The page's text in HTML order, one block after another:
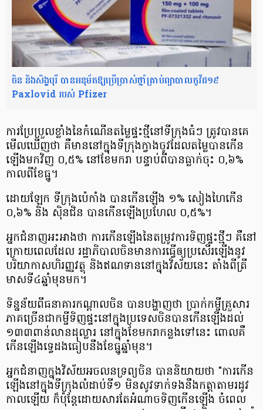
ចិន និងសិង្ហបុរី បានអនុម័តឱ្យប្រើប្រាស់ថ្នាំគ្រាប់ព្យាបាលកូវីដ១៩
Paxlovid របស់ Pfizer
ការ​ប្រែប្រួល​ខ្លាំង​នៃ​កំណើន​តម្លៃ​ផ្ទះ​ថ្មី​នៅ​ទីក្រុង​ធំ​ៗ ត្រូវ​បាន​គេ​
មើលឃើញ​ថា គឺ​មាននៅ​ក្នុង​ទីក្រុង​ក្វា​ង​ចូ​វ​ដែល​តម្លៃ​បាន​កើន
ឡើង​មក​វិញ ០,៥% នៅ​ខែមករា បន្ទាប់​ពី​បាន​ធ្លាក់​ចុះ ០,៦%
កាលពី​ខែធ្នូ​។
ដោយឡែក ទីក្រុង​ប៉េ​កាំ​ង បាន​កើនឡើង ១% សៀង​ហៃ​កើន
០,៦% និង ស៊ិ​ន​ជិន បាន​កើនឡើង​ប្រហែល ០,៥%​។
អ្នកជំនាញ​អះអាង​ថា ការ​កើនឡើង​នៃ​តម្រូវការ​ទិញ​ផ្ទះ​ថ្មី​ៗ គឺ​នៅ​
ក្រោយ​ពេល​ដែល រដ្ឋាភិបាល​ចិន​មានការ​ធ្វើ​ឲ្យ​ប្រសើរ​ឡើង​នូវ​
បរិយាកាស​ហិរញ្ញវត្ថុ និង​ឥណទាន​នៅ​ក្នុង​វិស័យ​នេះ តាំងពី​ត្រី
មាស​ទី​៤​ឆ្នាំ​មុន​មក​។
ទិន្នន័យ​ពី​ធនាគារកណ្ដាល​ចិន បាន​បង្ហាញ​ថា ប្រាក់​កម្ចី​គ្រួសារ
ភាគច្រើន​ជា​កម្ចី​ទិញ​ផ្ទះ​នៅ​ក្នុង​ប្រទេស​ចិន​បាន​កើនឡើង​ដល់
១៣៣​ពាន់​លាន​ដុល្លារ នៅ​ក្នុង​ខែមករា​កន្លង​ទៅ​នេះ ពោល​គឺ​
កើនឡើង​ទ្វេ​ដង​ធៀប​នឹង​ខែធ្នូ​ឆ្នាំ​មុន​។
អ្នកជំនាញ​ក្នុង​វិស័យ​អចលនទ្រព្យ​ចិន បាន​និយាយ​ថា "​ការ​កើន
ឡើង​នៅ​ក្នុង​ទីក្រុង​លំដាប់​ទី​១ មិនសូវ​ទាក់ទង​នឹង​កត្តា​តាម​រដូវ​
កាល​ឡើយ ក៏​ប៉ុន្តែ​ដោយសារ​តែ​អំណាច​ទិញ​កើនឡើង ចំ​ពេល​